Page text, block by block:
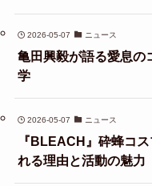
2026-05-07 ニュース
亀田興毅が語る愛息の
学
2026-05-07 ニュース
『BLEACH』砕蜂コ
れる理由と活動の魅力